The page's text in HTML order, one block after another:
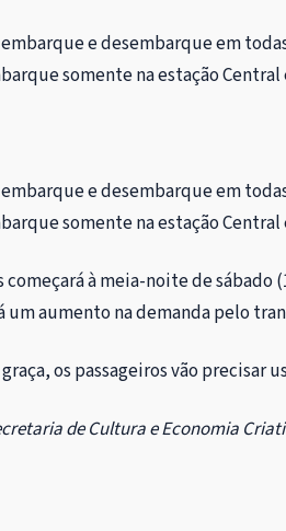
embarque e desembarque em
somente na estação
embarque e desembarque em
somente na estação
à meia-noite de sábado
um aumento na demanda pelo
os passageiros vão
de Cultura e Economia